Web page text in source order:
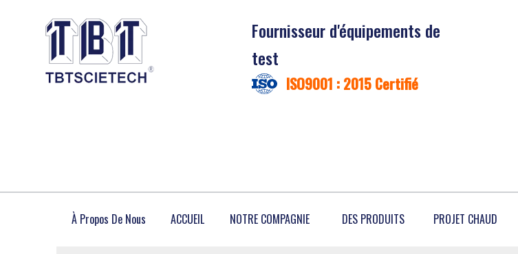
Fournisseur d'équipements de
test
ISO9001 : 2015 Certifié
À Propos De Nous ACCUEIL NOTRE COMPAGNIE DES PRODUITS PROJET CHAUD